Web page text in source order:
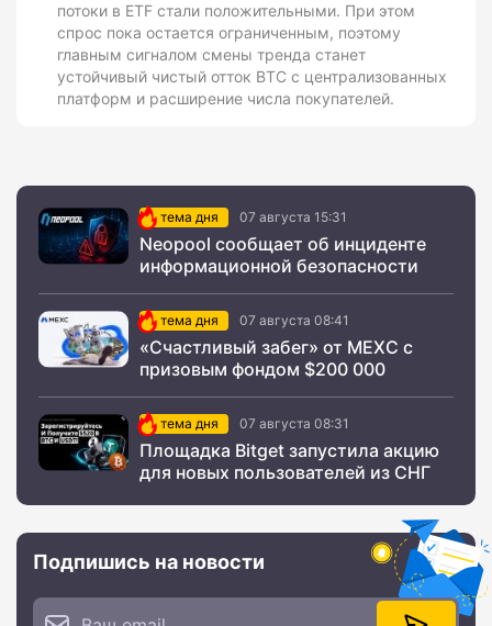
потоки в ETF стали положительными. При этом
спрос пока остается ограниченным, поэтому
главным сигналом смены тренда станет
устойчивый чистый отток BTC с централизованных
платформ и расширение числа покупателей.
тема дня 07 августа 15:31
Neopool сообщает об инциденте
информационной безопасности
тема дня 07 августа 08:41
«Счастливый забег» от MEXC с
призовым фондом $200 000
тема дня 07 августа 08:31
Площадка Bitget запустила акцию
для новых пользователей из СНГ
Подпишись на новости